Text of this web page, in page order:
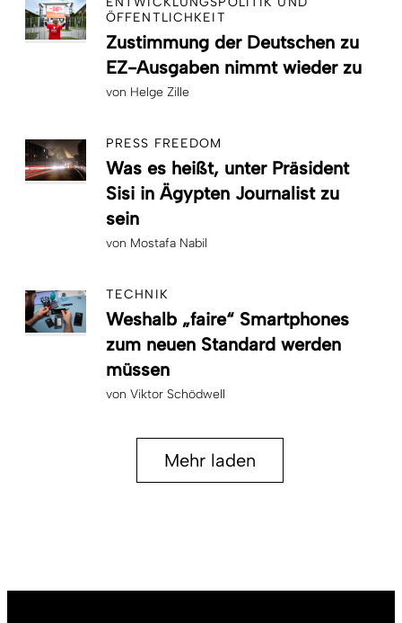
ÖFFENTLICHKEIT
Zustimmung der Deutschen zu
EZ-Ausgaben nimmt wieder zu
von Helge Zille
PRESS FREEDOM
Was es heißt, unter Präsident
Sisi in Ägypten Journalist zu
sein
von Mostafa Nabil
TECHNIK
Weshalb „faire“ Smartphones
zum neuen Standard werden
müssen
von Viktor Schödwell
Mehr laden